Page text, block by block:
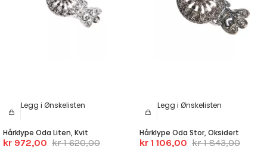
Legg i Ønskelisten
Hårklype Oda Liten, Kvit
kr 972,00 kr 1 620,00
Legg i Ønskelisten
Hårklype Oda Stor, Oksidert
kr 1 106,00 kr 1 843,00